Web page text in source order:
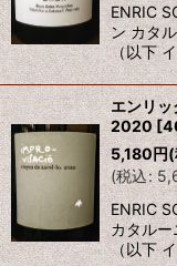
ENRIC
ン カタ
（以下
エンリ
2020 [
5,180円(
(税込:
ENRIC
カタル
（以下